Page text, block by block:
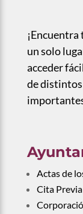
un solo
acceder
de
Actas de
Cita Previa